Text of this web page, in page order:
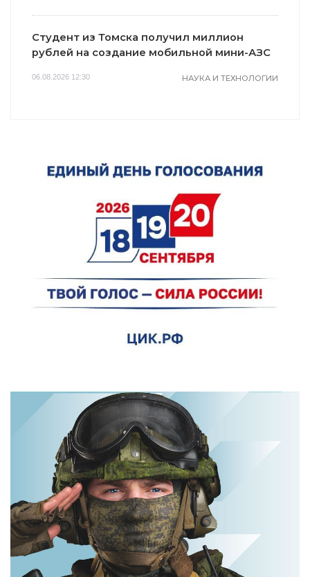
Студент из Томска получил миллион
рублей на создание мобильной мини-АЗС
06.08.2026 12:30 НАУКА И ТЕХНОЛОГИИ